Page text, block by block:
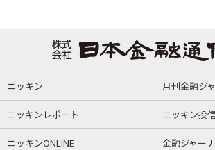
ニッキン 月刊金融ジ
ニッキンレポート ニッキン投
ニッキンONLINE 金融ジャー